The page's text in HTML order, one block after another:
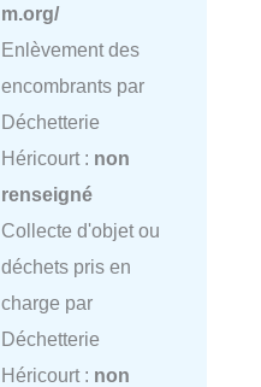
m.org/
Enlèvement des
encombrants par
Déchetterie
Héricourt : non
renseigné
Collecte d'objet ou
déchets pris en
charge par
Déchetterie
Héricourt : non